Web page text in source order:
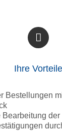
Ihre Vorteile
Bestellungen
Bearbeitung der